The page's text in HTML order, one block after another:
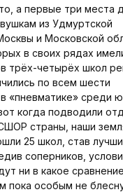
а первые три места
из Удмуртской
и Московской
в своих рядах
трёх-четырёх школ
по всем шести
«пневматике» среди
когда подводили
страны, наши
25 школ, став
соперников,
ни в какое
пока особым не